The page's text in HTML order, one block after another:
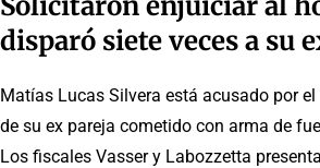
disparó siete veces a su
Matías Lucas Silvera está acusado por
de su ex pareja cometido con arma de
Los fiscales Vasser y Labozzetta